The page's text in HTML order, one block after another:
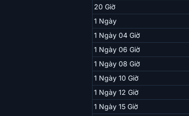
20 Giờ
1 Ngày
1 Ngày 04 Giờ
1 Ngày 06 Giờ
1 Ngày 08 Giờ
1 Ngày 10 Giờ
1 Ngày 12 Giờ
1 Ngày 15 Giờ